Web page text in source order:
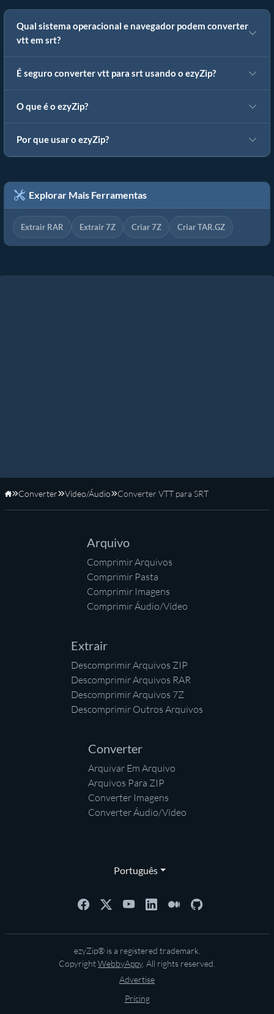
Qual sistema operacional e navegador podem converter
vtt em srt?
É seguro converter vtt para srt usando o ezyZip?
O que é o ezyZip?
Por que usar o ezyZip?
Explorar Mais Ferramentas
Extrair RAR Extrair 7Z Criar 7Z Criar TAR.GZ
Início
Converter Vídeo/Áudio Converter VTT para SRT
Arquivo
Comprimir Arquivos
Comprimir Pasta
Comprimir Imagens
Comprimir Áudio/Vídeo
Extrair
Descomprimir Arquivos ZIP
Descomprimir Arquivos RAR
Descomprimir Arquivos 7Z
Descomprimir Outros Arquivos
Converter
Arquivar Em Arquivo
Arquivos Para ZIP
Converter Imagens
Converter Áudio/Vídeo
Português
ezyZip® is a registered trademark.
CopyrightWebbyAppy. All rights reserved.
Advertise
Pricing